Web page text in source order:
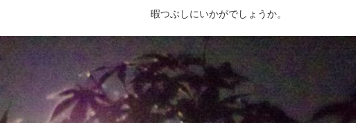
暇つぶしにいかがでしょうか。